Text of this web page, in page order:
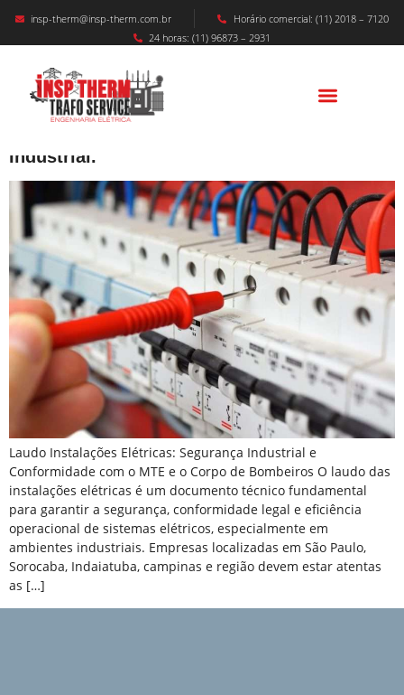
insp-therm@insp-therm.com.br
Horário comercial: (11) 2018 – 7120
24 horas: (11) 96873 – 2931
LAUDO INSTALAÇÕES ELÉTRICAS – L.I.E
NR-10 – Garantindo A Segurança E Máxima
Industrial.
Laudo Instalações Elétricas: Segurança Industrial e
Conformidade com o MTE e o Corpo de Bombeiros O laudo das
instalações elétricas é um documento técnico fundamental
para garantir a segurança, conformidade legal e eficiência
operacional de sistemas elétricos, especialmente em
ambientes industriais. Empresas localizadas em São Paulo,
Sorocaba, Indaiatuba, campinas e região devem estar atentas
as […]